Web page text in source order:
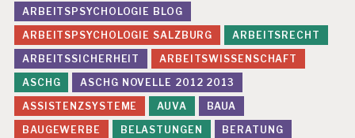
P
R
E
S
SI
O
N
D
ARBEITSPSYCHOLOGIE BLOG
ARBEITSPSYCHOLOGIE SALZBURG
ARBEITSRECHT
ARBEITSSICHERHEIT
ARBEITSWISSENSCHAFT
ASCHG
ASCHG NOVELLE 2012 2013
ASSISTENZSYSTEME
AUVA
BAUA
BAUGEWERBE
BELASTUNGEN
BERATUNG